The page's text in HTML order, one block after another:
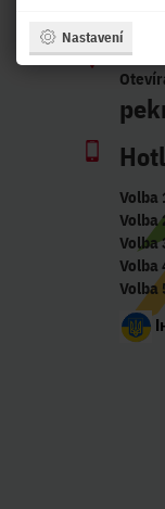
Adresa:
Volba
Volba
Volba
Volba
Volba
Nastavení